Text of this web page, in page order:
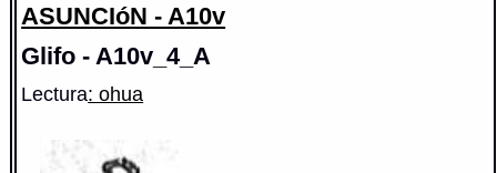
ASUNCIóN - A10v
Glifo - A10v_4_A
Lectura: ohua